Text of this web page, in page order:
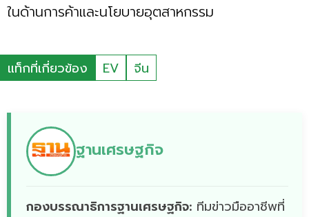
ในด้านการค้าและนโยบายอุตสาหกรรม
แท็กที่เกี่ยวข้อง EV จีน
ฐานเศรษฐกิจ
กองบรรณาธิการฐานเศรษฐกิจ: ทีมข่าวมืออาชีพที่